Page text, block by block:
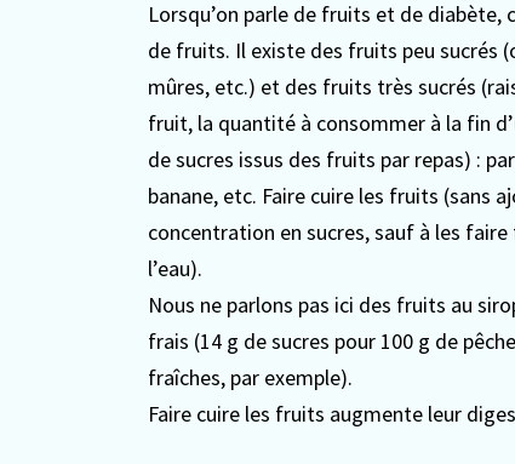
Lorsqu’on parle de fruits et de diabète,
de fruits. Il existe des fruits peu sucrés
mûres, etc.) et des fruits très sucrés
fruit, la quantité à consommer à la fin
de sucres issus des fruits par repas) :
banane, etc. Faire cuire les fruits (sans
concentration en sucres, sauf à les
l’eau).
Nous ne parlons pas ici des fruits au
frais (14 g de sucres pour 100 g de
fraîches, par exemple).
Faire cuire les fruits augmente leur